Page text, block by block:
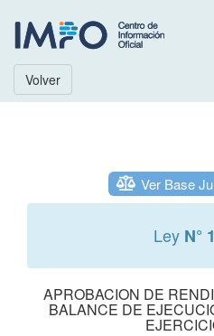
Volver
Ver Base
Ley N°
APROBACION DE
BALANCE DE